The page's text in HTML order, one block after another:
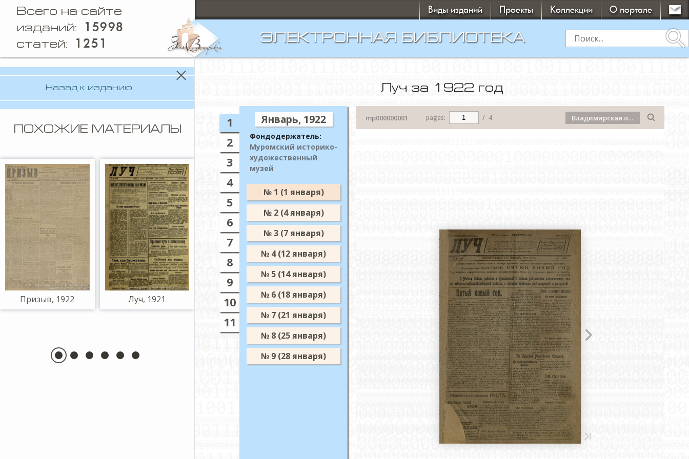
Всего на сайте
изданий: 15998
статей: 1251
Виды изданий Проекты Коллекции О портале
ЭЛЕКТРОННАЯ БИБЛИОТЕКА search
Назад к изданию
ПОХОЖИЕ МАТЕРИАЛЫ
Призыв, 1922 Луч, 1921 Луч, 1923
Муромский край,
1913
Муромский край,
1914
Луч за 1922 год
1
2
3
4
5
6
7
8
9
10
11
Январь, 1922
Фондодержатель:
Муромский историко-
художественный
музей
№ 1 (1 января)
№ 2 (4 января)
№ 3 (7 января)
№ 4 (12 января)
№ 5 (14 января)
№ 6 (18 января)
№ 7 (21 января)
№ 8 (25 января)
№ 9 (28 января)